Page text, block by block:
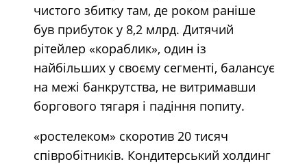
чистого збитку там, де роком раніше
був прибуток у 8,2 млрд. Дитячий
рітейлер «кораблик», один із
найбільших у своєму сегменті, балансує
на межі банкрутства, не витримавши
боргового тягаря і падіння попиту.
«ростелеком» скоротив 20 тисяч
співробітників. Кондитерський холдинг